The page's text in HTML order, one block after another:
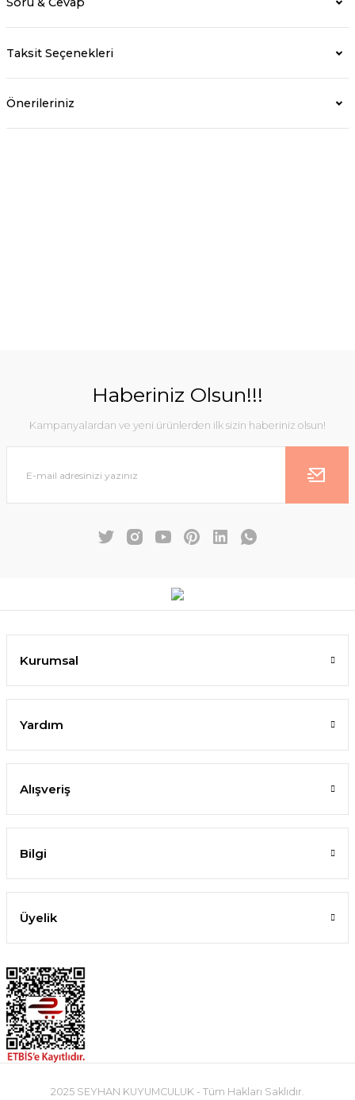
Taksit Seçenekleri
Önerileriniz
Haberiniz Olsun!!!
Kampanyalardan ve yeni ürünlerden ilk sizin haberiniz olsun!
Kurumsal
Yardım
Alışveriş
Bilgi
Üyelik
2025 SEYHAN KUYUMCULUK - Tüm Hakları Saklıdır.